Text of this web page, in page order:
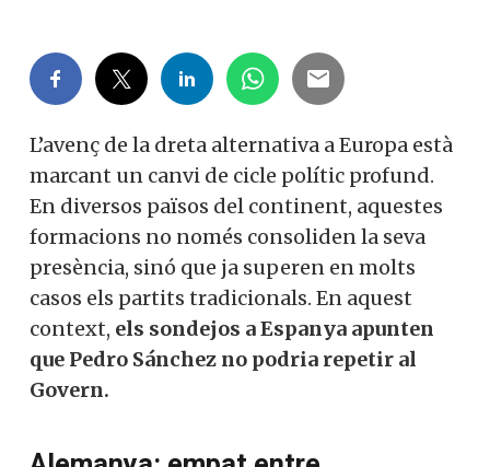
L’avenç de la dreta alternativa a Europa
està marcant un canvi de cicle polític
profund. En diversos països del continent,
aquestes formacions no només
consoliden la seva presència, sinó que ja
superen en molts casos els partits
tradicionals. En aquest context,
els
sondejos a Espanya apunten que Pedro